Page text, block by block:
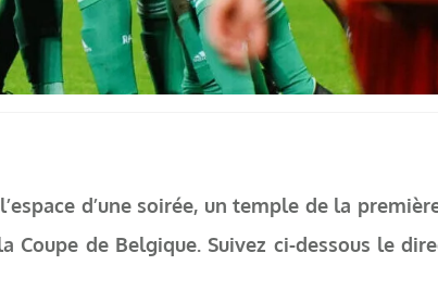
d’une soirée, un temple de la
Coupe de Belgique. Suivez ci-dessous le